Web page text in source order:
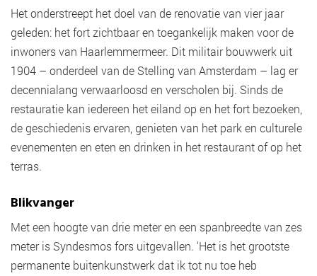
Het onderstreept het doel van de renovatie van vier jaar
geleden: het fort zichtbaar en toegankelijk maken voor de
inwoners van Haarlemmermeer. Dit militair bouwwerk uit
1904 – onderdeel van de Stelling van Amsterdam – lag er
decennialang verwaarloosd en verscholen bij. Sinds de
restauratie kan iedereen het eiland op en het fort bezoeken,
de geschiedenis ervaren, genieten van het park en culturele
evenementen en eten en drinken in het restaurant of op het
terras.
Blikvanger
Met een hoogte van drie meter en een spanbreedte van zes
meter is Syndesmos fors uitgevallen. ‘Het is het grootste
permanente buitenkunstwerk dat ik tot nu toe heb